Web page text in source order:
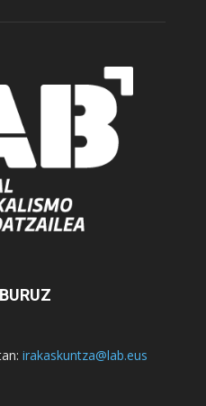
irakaskuntza@lab.eus